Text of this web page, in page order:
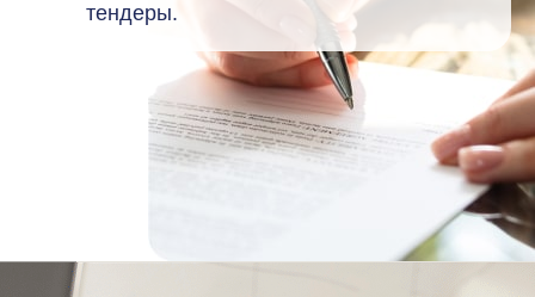
тендеры.